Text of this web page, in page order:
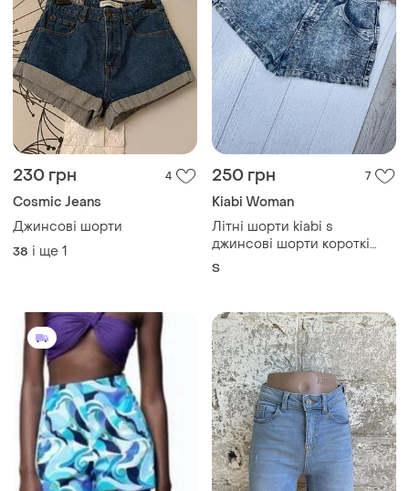
230 грн 4
Cosmic Jeans
Джинсові шорти
38 і ще 1
250 грн 7
Kiabi Woman
Літні шорти kiabi s
джинсові шорти короткі
жіночі шорти на високій
S